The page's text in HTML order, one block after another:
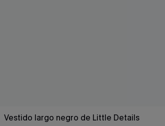
Vestido largo negro de Little Details